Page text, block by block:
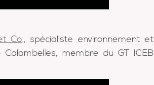
Co., spécialiste environnement et
membre du GT ICEB